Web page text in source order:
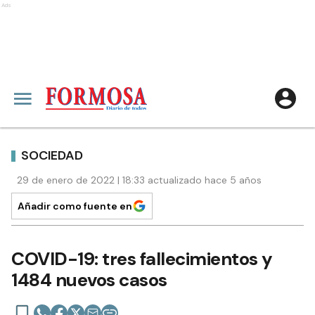
Ads
SOCIEDAD
29 de enero de 2022 | 18:33 actualizado hace 5 años
Añadir como fuente en
COVID-19: tres fallecimientos y
1484 nuevos casos